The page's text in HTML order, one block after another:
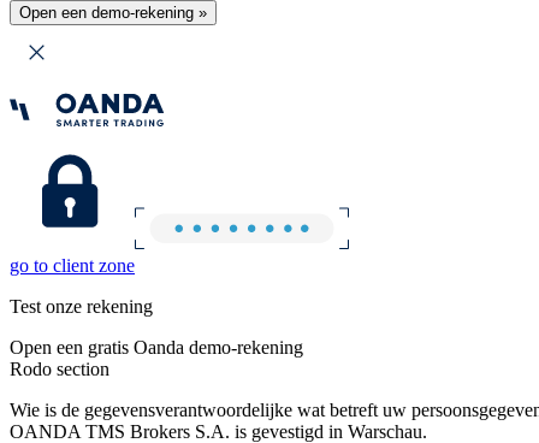
Open een demo-rekening »
go to client zone
Test onze rekening
Open een gratis Oanda demo-rekening
Rodo section
Wie is de gegevensverantwoordelijke wat betreft uw
OANDA TMS Brokers S.A. is gevestigd in Warschau.